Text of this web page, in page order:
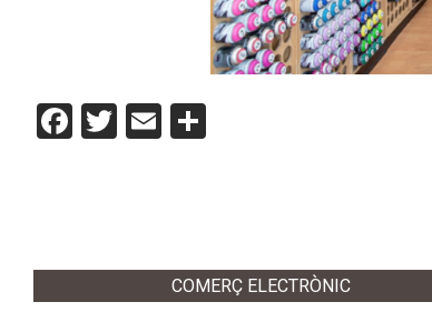
Facebook
Twitter
Email
COMERÇ ELECTRÒNIC